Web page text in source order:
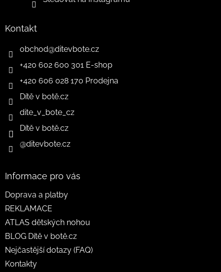
Kontakt
obchod@ditevbote.cz
+420 602 600 301 E-shop
+420 606 028 170 Prodejna
Dítě v botě.cz
dite_v_bote_cz
Dítě v botě.cz
@ditevbote.cz
Informace pro vás
Doprava a platby
REKLAMACE
ATLAS dětských nohou
BLOG Dítě v botě.cz
Nejčastější dotazy (FAQ)
Kontakty